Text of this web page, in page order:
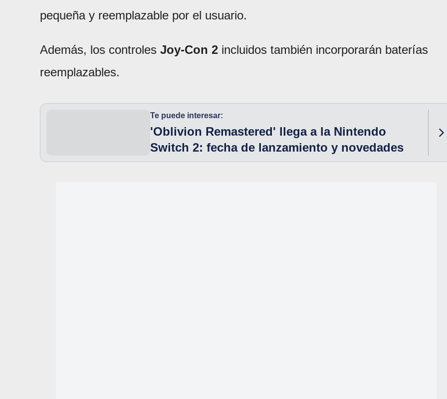
pequeña y reemplazable por el usuario.
Además, los controles Joy-Con 2 incluidos también incorporarán baterías
reemplazables.
Te puede interesar:
'Oblivion Remastered' llega a la Nintendo
Switch 2: fecha de lanzamiento y novedades